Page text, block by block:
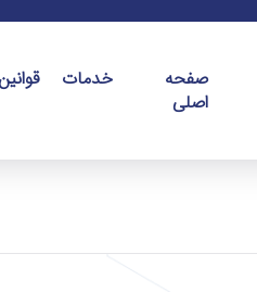
صفحه
اصلی
خدمات